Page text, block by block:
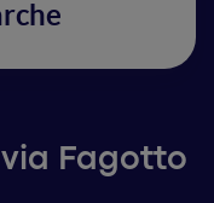
Fagotto